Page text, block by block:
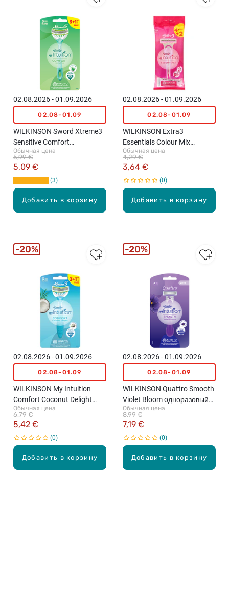
Добавить в корзину
02.08.2026 - 01.09.2026
02.08-01.09
WILKINSON Sword Xtreme3
Sensitive Comfort
одноразовые женские
бритвенные станки, 3+1шт.
Обычная цена
5,09 €
5,99 €
3
Добавить в корзину
02.08.2026 - 01.09.2026
02.08-01.09
WILKINSON Extra3
Essentials Colour Mix
одноразовые станки для
женщин, 4 + 2шт.
Обычная цена
3,64 €
4,29 €
0
Добавить в корзину
02.08.2026 - 01.09.2026
02.08-01.09
WILKINSON My Intuition
Comfort Coconut Delight
одноразовые женские
бритвенные станки, 4шт.
Обычная цена
5,42 €
6,79 €
0
20%
Добавить в корзину
02.08.2026 - 01.09.2026
02.08-01.09
WILKINSON Quattro Smooth
Violet Bloom oдноразовый
женский бритвенный
станок, 3шт.
Обычная цена
7,19 €
8,99 €
0
20%